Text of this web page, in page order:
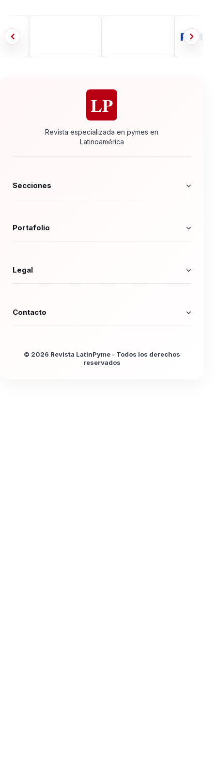
LP
Revista especializada en pymes en
Latinoamérica
Secciones
Portafolio
Legal
Contacto
© 2026 Revista LatinPyme - Todos los derechos
reservados